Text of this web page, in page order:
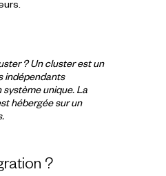
? Un cluster est un
indépendants
unique. La
hébergée sur un
?